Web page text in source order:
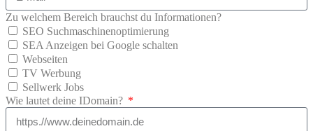
Zu welchem Bereich brauchst du Informationen?
SEO Suchmaschinenoptimierung
SEA Anzeigen bei Google schalten
Webseiten
TV Werbung
Sellwerk Jobs
Wie lautet deine IDomain?